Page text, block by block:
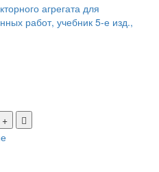
агрегата для
работ, учебник 5-е изд.,